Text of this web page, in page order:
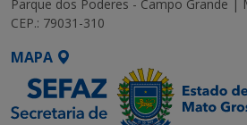
Parque dos Poderes - Campo Grande |
CEP.: 79031-310
MAPA